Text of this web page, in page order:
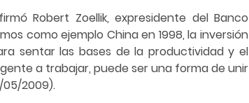
Robert Zoellik, expresidente del Banco
como ejemplo China en 1998, la inversión
sentar las bases de la productividad y el
a trabajar, puede ser una forma de unir
05/2009).